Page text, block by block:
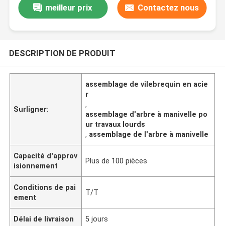
meilleur prix Contactez nous
DESCRIPTION DE PRODUIT
Surligner:
assemblage de vilebrequin en acie
r
,
assemblage d'arbre à manivelle po
ur travaux lourds
, assemblage de l'arbre à manivelle
Capacité d'approv
isionnement
Plus de 100 pièces
Conditions de pai
ement
T/T
Délai de livraison 5 jours